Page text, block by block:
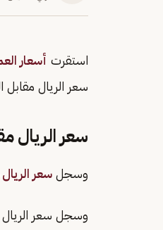
استقرت أسعار
سعر الريال
سعر الريال
وسجل سعر
وسجل سعر الريال مقابل